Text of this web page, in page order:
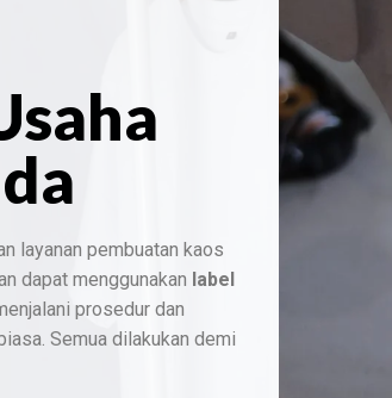
layanan pembuatan kaos
dapat menggunakan label
prosedur dan
Semua dilakukan demi